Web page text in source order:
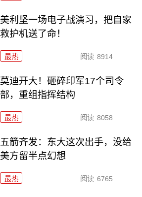
美利坚一场电子战演习，把自家
救护机送了命！
最热 阅读 8914
莫迪开大！砸碎印军17个司令
部，重组指挥结构
最热 阅读 8058
五箭齐发：东大这次出手，没给
美方留半点幻想
最热 阅读 6765